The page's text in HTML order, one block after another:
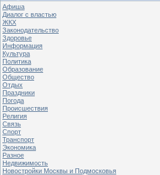
Афиша
Диалог с властью
ЖКХ
Законодательство
Здоровье
Информация
Культура
Политика
Образование
Общество
Отдых
Праздники
Погода
Происшествия
Религия
Связь
Спорт
Транспорт
Экономика
Разное
Недвижимость
Новостройки Москвы и Подмосковья